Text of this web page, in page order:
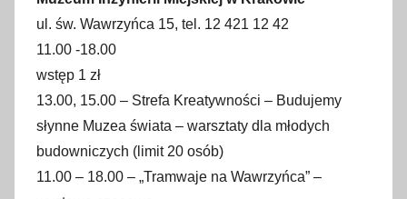
ul. św. Wawrzyńca 15, tel. 12 421 12 42
11.00 -18.00
wstęp 1 zł
13.00, 15.00 – Strefa Kreatywności – Budujemy
słynne Muzea świata – warsztaty dla młodych
budowniczych (limit 20 osób)
11.00 – 18.00 – „Tramwaje na Wawrzyńca” –